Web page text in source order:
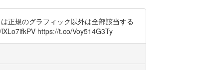
正規のグラフィック以外は全部該当する
https://t.co/Voy514G3Ty